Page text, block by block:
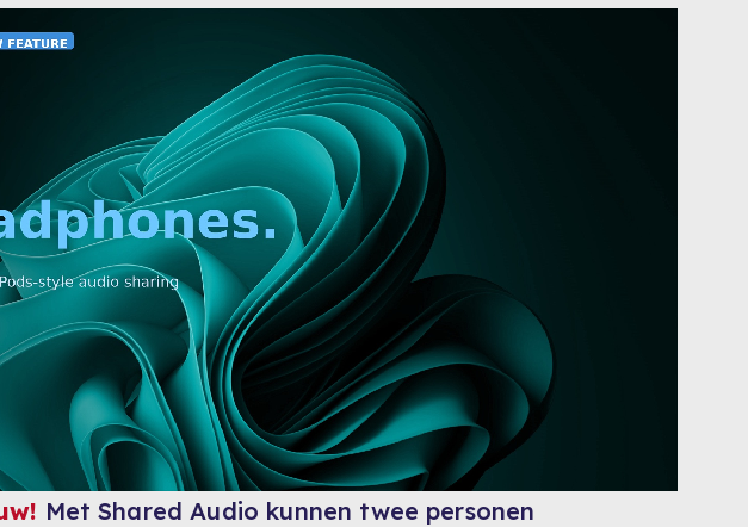
Met Shared Audio kunnen twee personen